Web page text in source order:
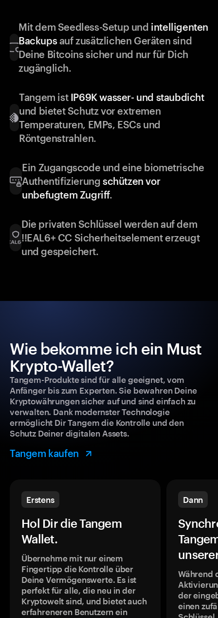
Mit dem Seedless-Setup und intelligenten
Backupsauf zusätzlichen Geräten sind
Deine Bitcoins sicher und nur für Dich
zugänglich.
Tangem ist IP69K wasser- und staubdicht
und bietet Schutz vor extremen
Temperaturen, EMPs, ESCs und
Röntgenstrahlen.
Ein Zugangscode und eine biometrische
Authentifizierung schützen vor
unbefugtem Zugriff.
Die privaten Schlüssel werden auf dem
!!EAL6+ CC Sicherheitselement erzeugt
und gespeichert.
Wie bekomme ich ein Must
Krypto-Wallet?
Tangem-Produkte sind für alle geeignet, vom
Anfänger bis zum Experten. Sie bewahren Deine
Kryptowährungen sicher auf und sind einfach zu
verwalten. Dank modernster Technologie
ermöglicht Dir Tangem die Kontrolle und den
Schutz Deiner digitalen Assets.
Tangem kaufen
Erstens
Hol Dir die Tangem
Wallet.
Übernehme mit nur einem
Fingertipp die Kontrolle über
Deine Vermögenswerte. Es ist
perfekt für alle, die neu in der
Kryptowelt sind, und bietet auch
erfahreneren Benutzern ein
Dann
Während
der
einen